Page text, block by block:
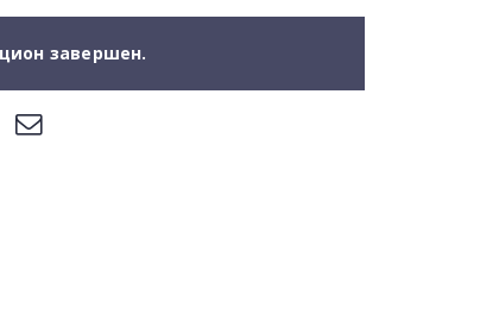
завершен.